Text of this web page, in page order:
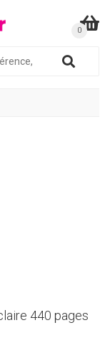
440 pages